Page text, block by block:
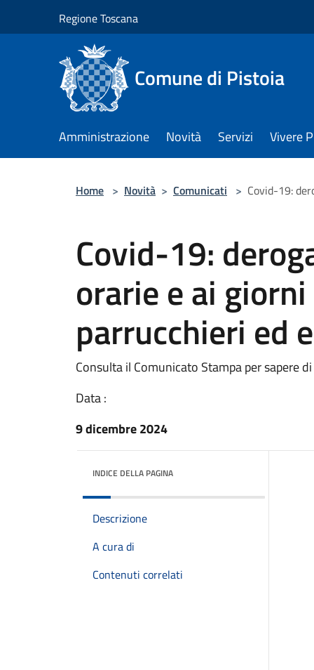
Regione Toscana
Comune di Pistoia
Amministrazione Novità Servizi Vivere
Home > Novità > Comunicati > Covid-19:
Covid-19:
orarie e ai
parrucchieri ed
Consulta il Comunicato Stampa per sapere
Data :
9 dicembre 2024
INDICE DELLA PAGINA
Descrizione
A cura di
Contenuti correlati